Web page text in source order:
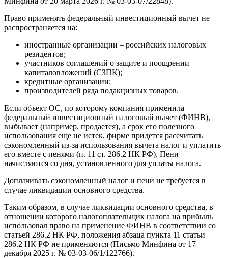
Право применять федеральный инвестиционный вычет не
распространяется на:
иностранные организации – российских налоговых
резидентов;
участников соглашений o защите и поощрении
капиталовложений (СЗПК);
кредитные организации;
производителей ряда подакцизных товаров.
Если объект ОС, по которому компания применила
федеральный инвестиционный налоговый вычет (ФИНВ),
выбывает (например, продается), а срок его полезного
использования еще не истек, фирме придется рассчитать
сэкономленный из-за использования вычета налог и уплатить
его вместе с пенями (п. 11 ст. 286.2 НК РФ). Пени
начисляются со дня, установленного для уплаты налога.
Доплачивать сэкономленный налог и пени не требуется в
случае ликвидации основного средства.
Таким образом, в случае ликвидации основного средства, в
отношении которого налогоплательщик налога на прибыль
использовал право на применение ФИНВ в соответствии со
статьей 286.2 НК РФ, положения абзаца пункта 11 статьи
286.2 НК РФ не применяются (Письмо Минфина от 17
декабря 2025 г. № 03-03-06/1/122766).